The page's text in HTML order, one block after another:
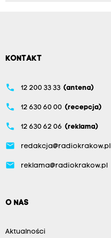
KONTAKT
phone 12 200 33 33 (antena)
phone 12 630 60 00 (recepcja)
phone 12 630 62 06 (reklama)
email redakcja@radiokrakow.pl
email reklama@radiokrakow.pl
O NAS
Aktualności